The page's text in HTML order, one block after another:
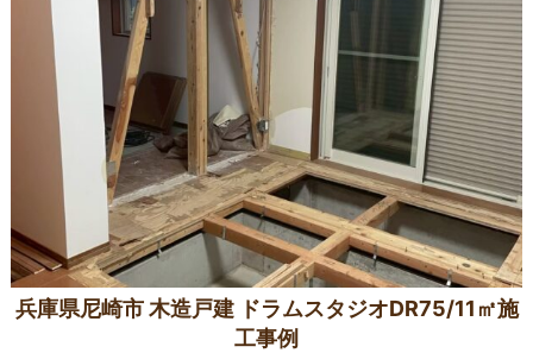
兵庫県尼崎市 木造戸建 ドラムスタジオDR75/11㎡施
工事例